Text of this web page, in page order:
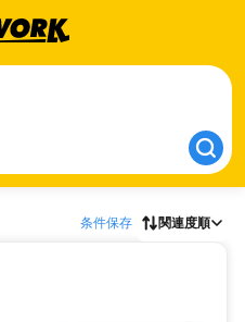
条件保存 関連度順